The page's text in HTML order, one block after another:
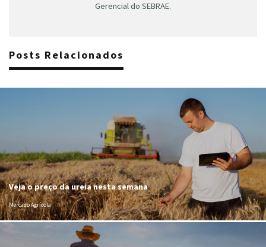
Gerencial do SEBRAE.
Posts Relacionados
Veja o preço da ureia nesta semana
Mercado Agrícola